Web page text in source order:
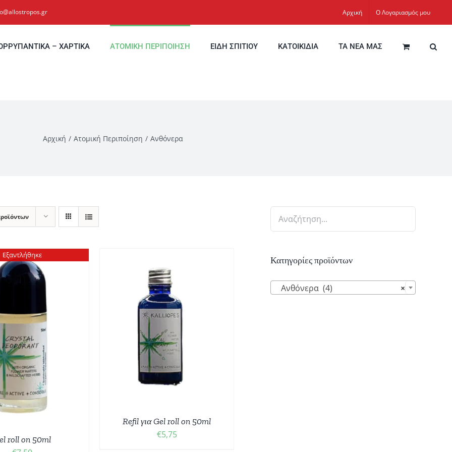
Αρχική Ο Λογαριασμός μου
– ΧΑΡΤΙΚΑ ΑΤΟΜΙΚΗ ΠΕΡΙΠΟΙΗΣΗ ΕΙΔΗ ΣΠΙΤΙΟΥ ΚΑΤΟΙΚΙΔΙΑ ΤΑ ΝΕΑ ΜΑΣ
Αρχική Ατομική Περιποίηση Ανθόνερα
Εξαντλήθηκε
roll on 50ml
ΣΤΟ ΚΑΛΆΘΙ
ΛΕΠΤΟΜΈΡΕΙΕΣ
Refil για Gel roll on 50ml
€5,75
Κατηγορίες προϊόντων
×
Ανθόνερα (4)